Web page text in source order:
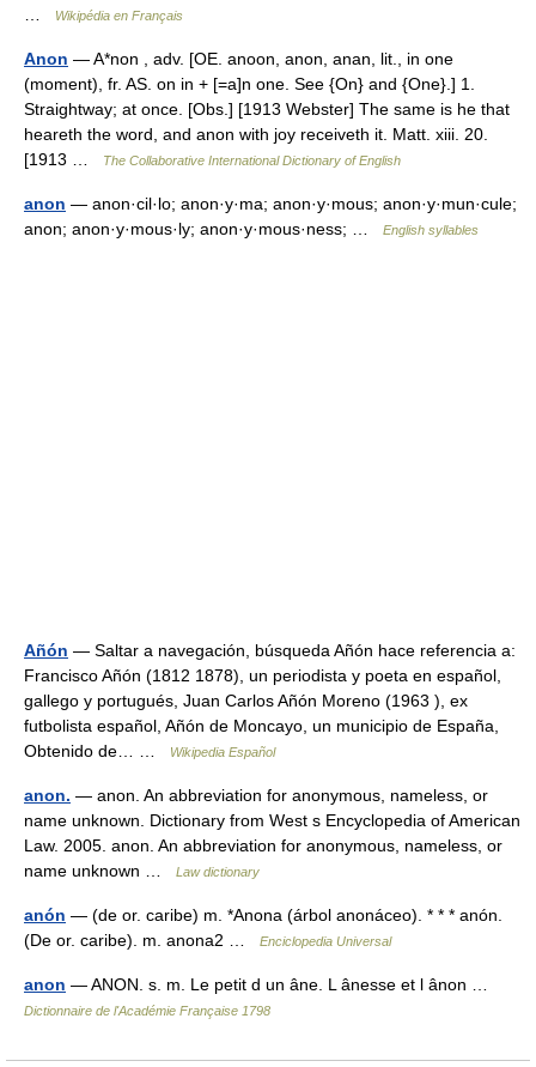
Wikipédia en Français
Anon — A*non , adv. [OE. anoon, anon, anan, lit., in one
(moment), fr. AS. on in + [=a]n one. See {On} and {One}.] 1.
Straightway; at once. [Obs.] [1913 Webster] The same is he that
heareth the word, and anon with joy receiveth it. Matt. xiii. 20.
[1913 …
The Collaborative International Dictionary of English
anon — anon·cil·lo; anon·y·ma; anon·y·mous; anon·y·mun·cule;
anon; anon·y·mous·ly; anon·y·mous·ness; …
English syllables
Añón — Saltar a navegación, búsqueda Añón hace referencia a:
Francisco Añón (1812 1878), un periodista y poeta en español,
gallego y portugués, Juan Carlos Añón Moreno (1963 ), ex
futbolista español, Añón de Moncayo, un municipio de España,
Obtenido de… …
Wikipedia Español
anon. — anon. An abbreviation for anonymous, nameless, or
name unknown. Dictionary from West s Encyclopedia of American
Law. 2005. anon. An abbreviation for anonymous, nameless, or
name unknown …
Law dictionary
anón — (de or. caribe) m. *Anona (árbol anonáceo). * * * anón.
(De or. caribe). m. anona2 …
Enciclopedia Universal
anon — ANON. s. m. Le petit d un âne. L ânesse et l ânon …
Dictionnaire de l'Académie Française 1798